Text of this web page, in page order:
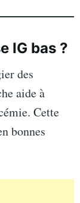
IG bas ?
des
aide à
Cette
bonnes